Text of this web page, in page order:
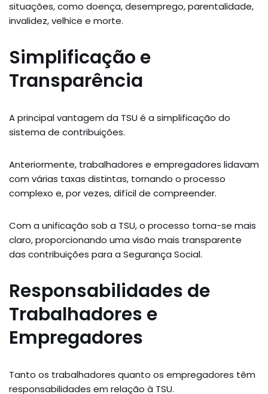
situações, como doença, desemprego, parentalidade,
invalidez, velhice e morte.
Simplificação e
Transparência
A principal vantagem da TSU é a simplificação do
sistema de contribuições.
Anteriormente, trabalhadores e empregadores lidavam
com várias taxas distintas, tornando o processo
complexo e, por vezes, difícil de compreender.
Com a unificação sob a TSU, o processo torna-se mais
claro, proporcionando uma visão mais transparente
das contribuições para a Segurança Social.
Responsabilidades de
Trabalhadores e
Empregadores
Tanto os trabalhadores quanto os empregadores têm
responsabilidades em relação à TSU.